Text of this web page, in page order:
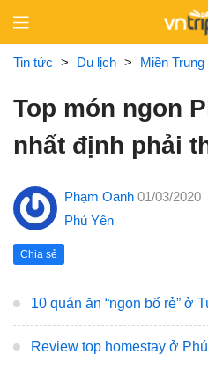
content
Tin tức > Du lịch > Miền Trung
Top món ngon
nhất định phải
Phạm Oanh 01/03/2020
Phú Yên
Chia sẻ
10 quán ăn “ngon bổ rẻ” ở
Review top homestay ở